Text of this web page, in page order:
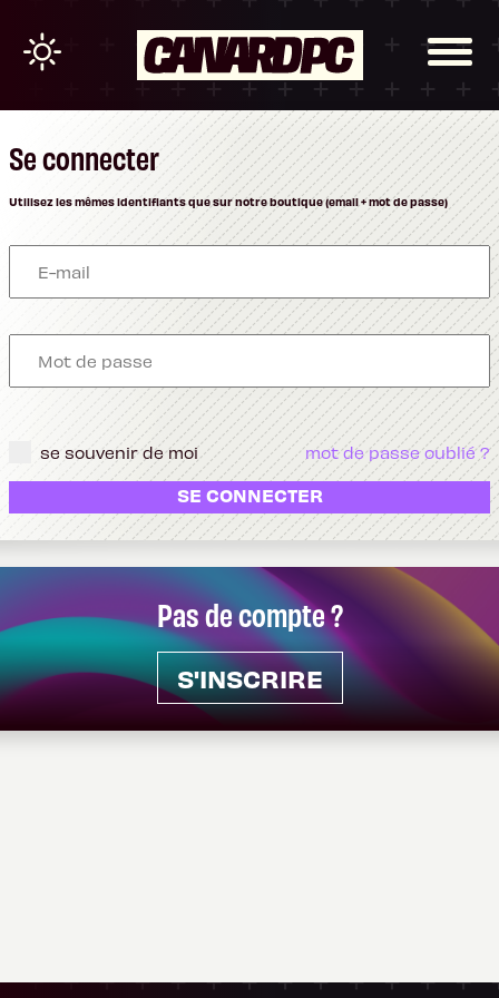
Pas de compte ?
S'INSCRIRE
Se connecter
Utilisez les mêmes identifiants que sur notre boutique (email + mot de passe)
se souvenir de moi mot de passe oublié ?
SE CONNECTER